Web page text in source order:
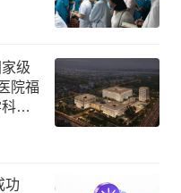
级
院福
建
功